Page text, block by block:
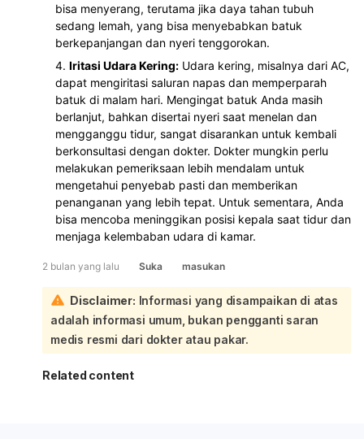
bisa menyerang, terutama jika daya tahan tubuh
sedang lemah, yang bisa menyebabkan batuk
berkepanjangan dan nyeri tenggorokan.
Iritasi Udara Kering: Udara kering, misalnya dari AC,
dapat mengiritasi saluran napas dan memperparah
batuk di malam hari. Mengingat batuk Anda masih
berlanjut, bahkan disertai nyeri saat menelan dan
mengganggu tidur, sangat disarankan untuk kembali
berkonsultasi dengan dokter. Dokter mungkin perlu
melakukan pemeriksaan lebih mendalam untuk
mengetahui penyebab pasti dan memberikan
penanganan yang lebih tepat. Untuk sementara, Anda
bisa mencoba meninggikan posisi kepala saat tidur dan
menjaga kelembaban udara di kamar.
2 bulan yang lalu Suka masukan
Disclaimer: Informasi yang disampaikan di atas
adalah informasi umum, bukan pengganti saran
medis resmi dari dokter atau pakar.
Related content